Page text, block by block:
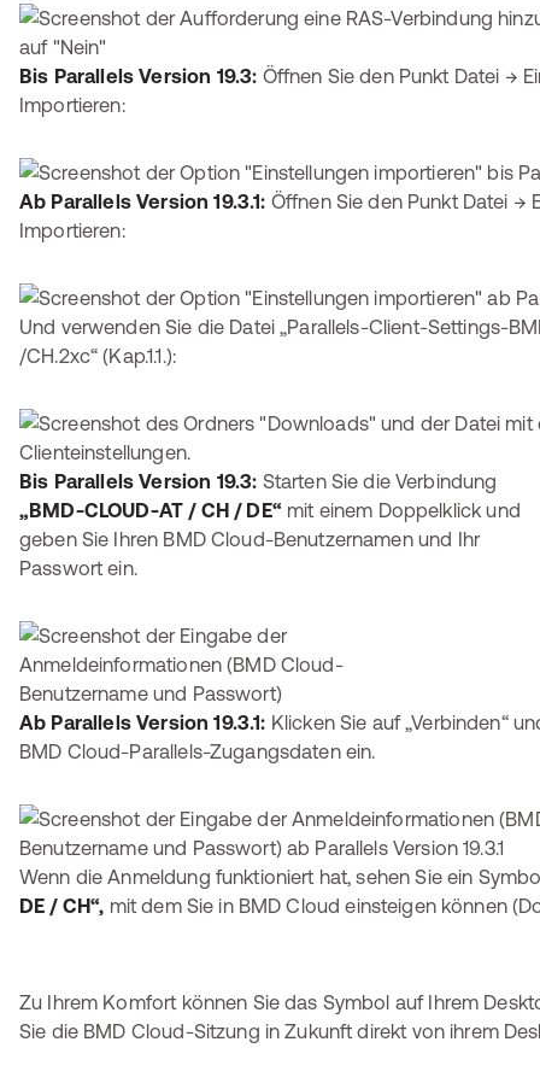
Bis Parallels Version 19.3: Öffnen Sie den Punkt Datei →
Importieren:
Ab Parallels Version 19.3.1: Öffnen Sie den Punkt Datei →
Importieren:
Und verwenden Sie die Datei „Parallels-Client-Settings-
/CH.2xc“ (Kap.1.1.):
Bis Parallels Version 19.3: Starten Sie die Verbindung
„BMD-CLOUD-AT / CH / DE“ mit einem Doppelklick und
geben Sie Ihren BMD Cloud-Benutzernamen und Ihr
Passwort ein.
Ab Parallels Version 19.3.1: Klicken Sie auf „Verbinden“
BMD Cloud-Parallels-Zugangsdaten ein.
Wenn die Anmeldung funktioniert hat, sehen Sie ein
DE / CH“, mit dem Sie in BMD Cloud einsteigen können
Zu Ihrem Komfort können Sie das Symbol auf Ihrem
Sie die BMD Cloud-Sitzung in Zukunft direkt von ihrem